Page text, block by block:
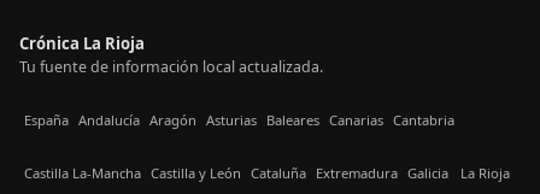
Crónica La Rioja
Tu fuente de información local actualizada.
España Andalucía Aragón Asturias Baleares Canarias Cantabria
Castilla La-Mancha Castilla y León Cataluña Extremadura Galicia La Rioja